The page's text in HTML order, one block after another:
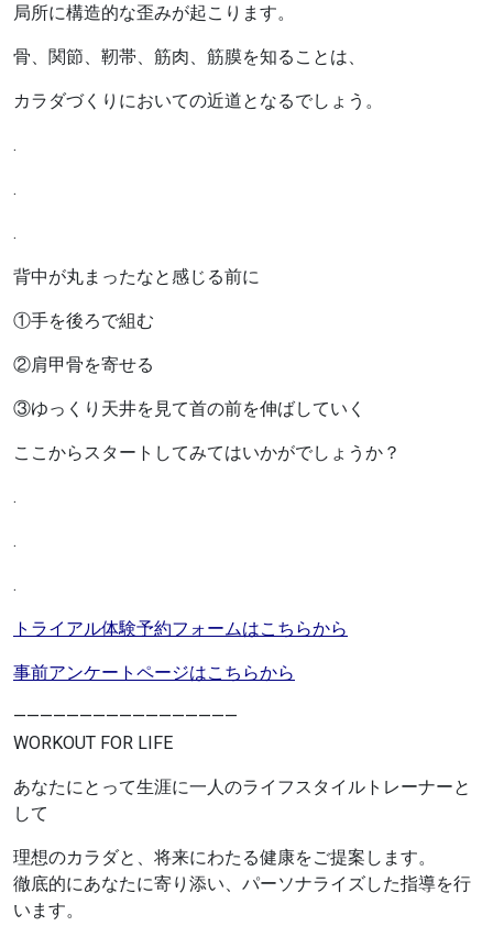
局所に構造的な歪みが起こります。
骨、関節、靭帯、筋肉、筋膜を知ることは、
カラダづくりにおいての近道となるでしょう。
.
.
.
背中が丸まったなと感じる前に
①手を後ろで組む
②肩甲骨を寄せる
③ゆっくり天井を見て首の前を伸ばしていく
ここからスタートしてみてはいかがでしょうか？
.
.
.
トライアル体験予約フォームはこちらから
事前アンケートページはこちらから
—————————————————
WORKOUT FOR LIFE
あなたにとって生涯に一人のライフスタイルトレーナーと
して
理想のカラダと、将来にわたる健康をご提案します。
徹底的にあなたに寄り添い、パーソナライズした指導を行
います。